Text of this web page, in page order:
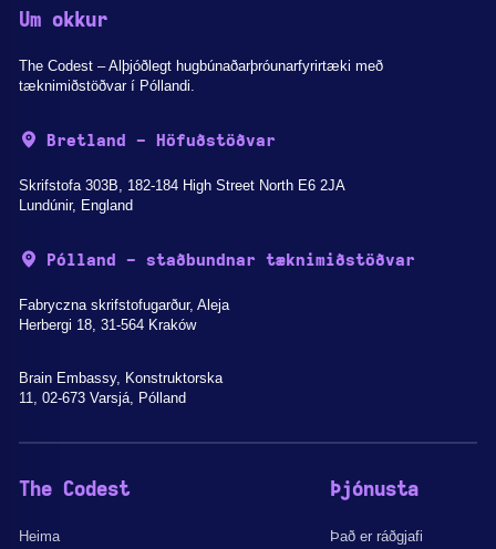
Um okkur
The Codest – Alþjóðlegt hugbúnaðarþróunarfyrirtæki með
tæknimiðstöðvar í Póllandi.
Bretland - Höfuðstöðvar
Skrifstofa 303B, 182-184 High Street North E6 2JA
Lundúnir, England
Pólland - staðbundnar tæknimiðstöðvar
Fabryczna skrifstofugarður, Aleja
Herbergi 18, 31-564 Kraków
Brain Embassy, Konstruktorska
11, 02-673 Varsjá, Pólland
The Codest
Heima
Þjónusta
Það er ráðgjafi